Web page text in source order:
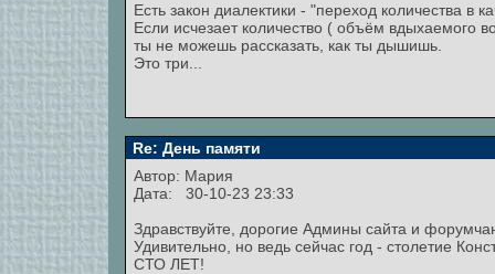
Есть закон диалектики - "переход количества в
Если исчезает количество ( объём вдыхаемого
ты не можешь рассказать, как ты дышишь.
Это три...
Re: День памяти
Автор: Мария
Дата: 30-10-23 23:33
Здравствуйте, дорогие Админы сайта и
Удивительно, но ведь сейчас год - столетие
СТО ЛЕТ!